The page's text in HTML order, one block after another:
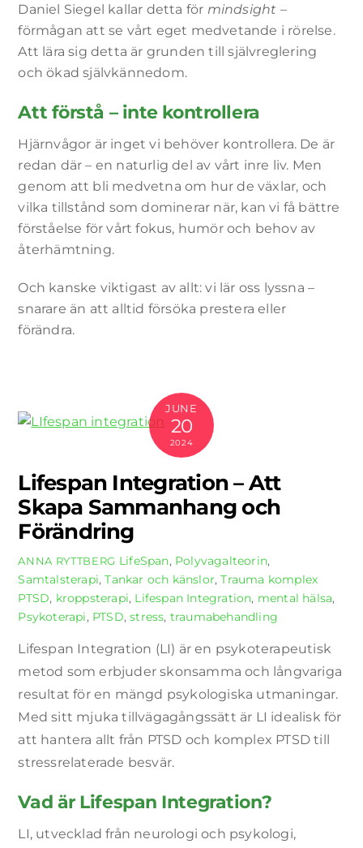
Daniel Siegel kallar detta för mindsight –
förmågan att se vårt eget medvetande i rörelse.
Att lära sig detta är grunden till självreglering
och ökad självkännedom.
Att förstå – inte kontrollera
Hjärnvågor är inget vi behöver kontrollera. De är
redan där – en naturlig del av vårt inre liv. Men
genom att bli medvetna om hur de växlar, och
vilka tillstånd som dominerar när, kan vi få bättre
förståelse för vårt fokus, humör och behov av
återhämtning.
Och kanske viktigast av allt: vi lär oss lyssna –
snarare än att alltid försöka prestera eller
förändra.
JUNE
20
2024
Lifespan Integration – Att
Skapa Sammanhang och
Förändring
ANNA RYTTBERG LifeSpan, Polyvagalteorin,
Samtalsterapi,Tankar och känslor,Trauma komplex
PTSD, kroppsterapi, Lifespan Integration, mental hälsa,
Psykoterapi, PTSD,stress, traumabehandling
Lifespan Integration (LI) är en psykoterapeutisk
metod som erbjuder skonsamma och långvariga
resultat för en mängd psykologiska utmaningar.
Med sitt mjuka tillvägagångssätt är LI idealisk för
att hantera allt från PTSD och komplex PTSD till
stressrelaterade besvär.
Vad är Lifespan Integration?
LI, utvecklad från neurologi och psykologi,